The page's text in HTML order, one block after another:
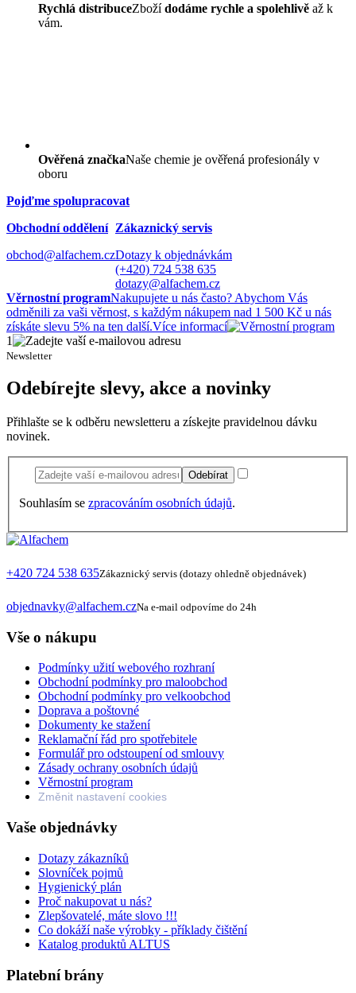
Rychlá distribuceZbožídodáme rychle a spolehlivě až k
vám.
Ověřená značkaNaše chemie je ověřená profesionály v
oboru
Pojďme spolupracovat
Obchodní oddělení
obchod@alfachem.cz
Zákaznický servis
Dotazy k objednávkám
(+420) 724 538 635
dotazy@alfachem.cz
Věrnostní programNakupujete u nás často? Abychom Vás
odměnili za vaši věrnost, s každým nákupem nad 1 500 Kč u nás
získáte slevu 5% na ten další.Více informací
1
Newsletter
Odebírejte slevy, akce a novinky
Přihlašte se k odběru newsletteru a získejte pravidelnou dávku
novinek.
Odebírat
Souhlasím se zpracováním osobních údajů.
+420 724 538 635Zákaznický servis (dotazy ohledně objednávek)
objednavky@alfachem.czNa e-mail odpovíme do 24h
Vše o nákupu
Podmínky užití webového rozhraní
Obchodní podmínky pro maloobchod
Obchodní podmínky pro velkoobchod
Doprava a poštovné
Dokumenty ke stažení
Reklamační řád pro spotřebitele
Formulář pro odstoupení od smlouvy
Zásady ochrany osobních údajů
Věrnostní program
Změnit nastavení cookies
Vaše objednávky
Dotazy zákazníků
Slovníček pojmů
Hygienický plán
Proč nakupovat u nás?
Zlepšovatelé, máte slovo !!!
Co dokáží naše výrobky - příklady čištění
Katalog produktů ALTUS
Platební brány